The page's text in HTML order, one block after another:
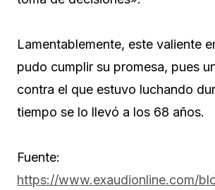
Lamentablemente, este valiente
pudo cumplir su promesa, pues
contra el que estuvo luchando
tiempo se lo llevó a los 68 años.
Fuente:
https://www.exaudionline.com/